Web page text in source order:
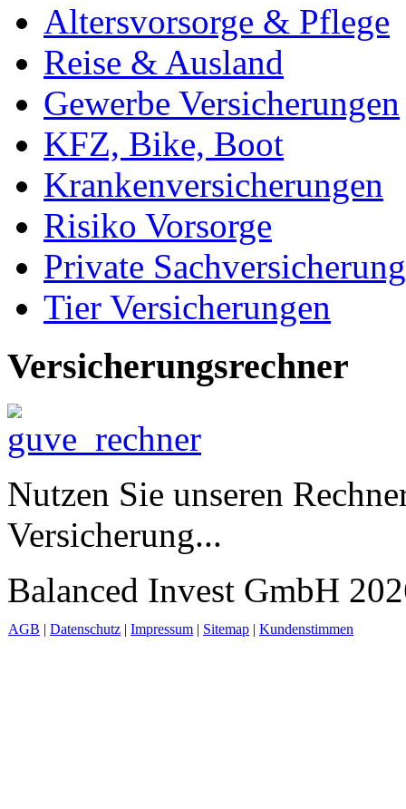
Altersvorsorge & Pflege
Reise & Ausland
Gewerbe Versicherungen
KFZ, Bike, Boot
Krankenversicherungen
Risiko Vorsorge
Private
Tier Versicherungen
Versicherungsrechner
Nutzen Sie unseren
Versicherung...
Balanced Invest GmbH
AGB | Datenschutz | Impressum | Sitemap | Kundenstimmen